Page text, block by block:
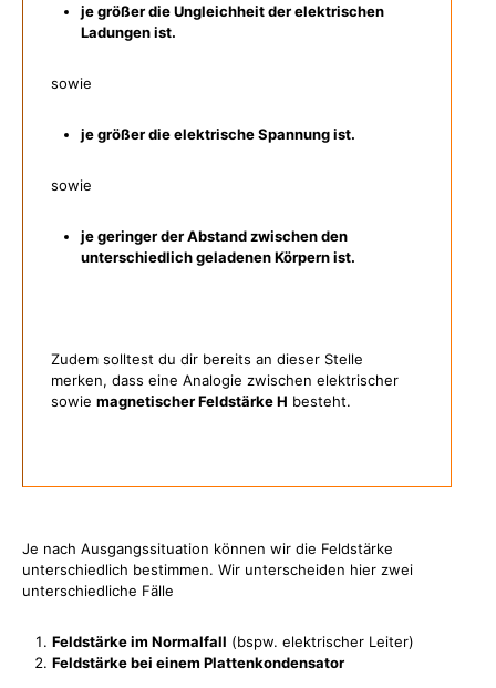
je größer die Ungleichheit der elektrischen
Ladungen ist.
sowie
je größer die elektrische Spannung ist.
sowie
je geringer der Abstand zwischen den
unterschiedlich geladenen Körpern ist.
Zudem solltest du dir bereits an dieser Stelle
merken, dass eine Analogie zwischen elektrischer
sowie magnetischer Feldstärke H besteht.
Je nach Ausgangssituation können wir die Feldstärke
unterschiedlich bestimmen. Wir unterscheiden hier zwei
unterschiedliche Fälle
Feldstärke im Normalfall (bspw. elektrischer Leiter)
Feldstärke bei einem Plattenkondensator